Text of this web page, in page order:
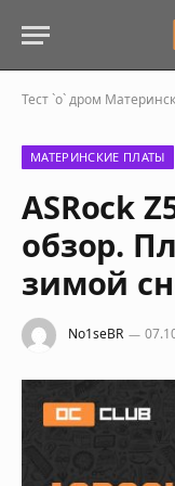
Тест `о` дром
МАТЕРИНСКИЕ ПЛАТЫ
ASRock
обзор.
зимой
No1seBR